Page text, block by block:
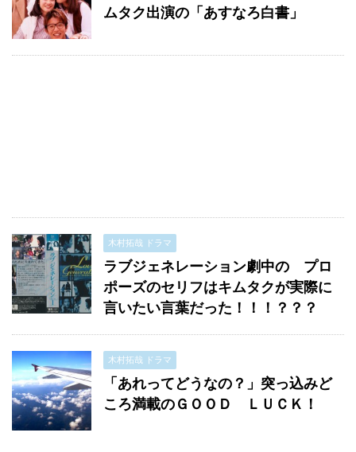
ムタク出演の「あすなろ白書」
木村拓哉 ドラマ
ラブジェネレーション劇中の プロ
ポーズのセリフはキムタクが実際に
言いたい言葉だった！！！？？？
木村拓哉 ドラマ
「あれってどうなの？」突っ込みど
ころ満載のＧＯＯＤ ＬＵＣＫ！